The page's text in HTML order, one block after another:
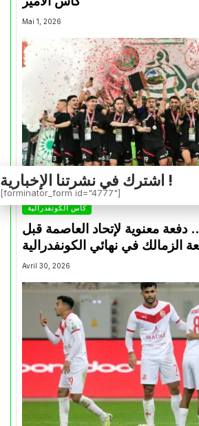
Mai 1, 2026
كأس الكونفدرالية
دفعة معنوية لإتحاد العاصمة قبل
الزمالك في نهائي الكونفدرالية
Avril 30, 2026
اشترك في نشرتنا الإخبارية !
[forminator_form id="4777"]